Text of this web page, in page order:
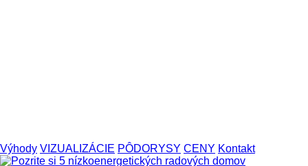
Výhody VIZUALIZÁCIE PÔDORYSY CENY Kontakt